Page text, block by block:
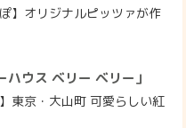
】オリジナルピッツァが作
ハウス ベリー ベリー」
東京・大山町 可愛らしい紅